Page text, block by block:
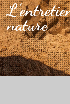
nature